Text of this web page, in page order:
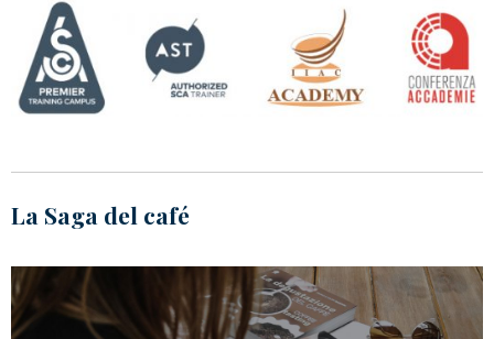
La Saga del café